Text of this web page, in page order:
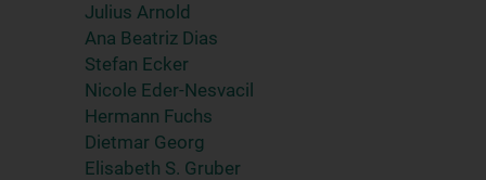
Julius Arnold
Ana Beatriz Dias
Stefan Ecker
Nicole Eder-Nesvacil
Hermann Fuchs
Dietmar Georg
Elisabeth S. Gruber